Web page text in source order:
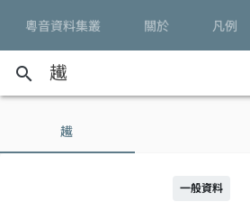
粵音資料集叢 關於 凡例
search
䟌
一般資料